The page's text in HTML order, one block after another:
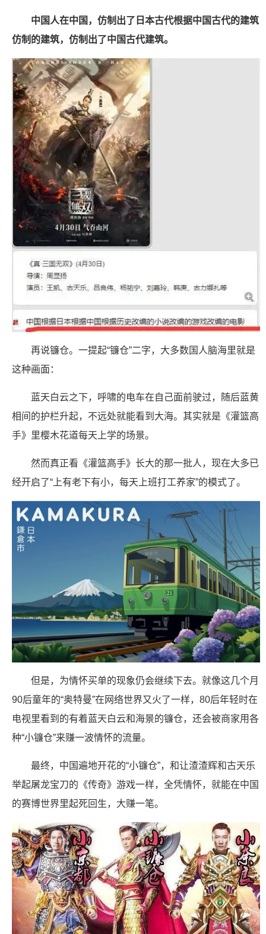
中国人在中国，仿制出了日本古代根据中国古代的建筑
仿制的建筑，仿制出了中国古代建筑。
再说镰仓。一提起“镰仓”二字，大多数国人脑海里就是
这种画面：
蓝天白云之下，呼啸的电车在自己面前驶过，随后蓝黄
相间的护栏升起，不远处就能看到大海。其实就是《灌篮高
手》里樱木花道每天上学的场景。
然而真正看《灌篮高手》长大的那一批人，现在大多已
经开启了“上有老下有小，每天上班打工养家”的模式了。
但是，为情怀买单的现象仍会继续下去。就像这几个月
90后童年的“奥特曼”在网络世界又火了一样，80后年轻时在
电视里看到的有着蓝天白云和海景的镰仓，还会被商家用各
种“小镰仓”来赚一波情怀的流量。
最终，中国遍地开花的“小镰仓”，和让渣渣辉和古天乐
举起屠龙宝刀的《传奇》游戏一样，全凭情怀，就能在中国
的赛博世界里起死回生，大赚一笔。